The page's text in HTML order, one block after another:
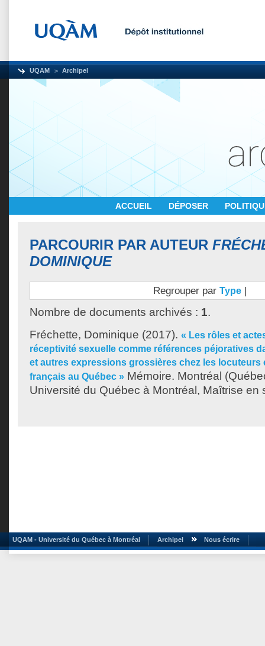
UQAM Archipel
ACCUEIL DÉPOSER
PARCOURIR PAR AUTEUR
DOMINIQUE
Regrouper par Type |
Nombre de documents archivés : 1.
Fréchette, Dominique (2017). « Les rôles et
réceptivité sexuelle comme références péjoratives
et autres expressions grossières chez les locuteurs
français au Québec » Mémoire. Montréal
Université du Québec à Montréal, Maîtrise en
UQAM - Université du Québec à Montréal Archipel Nous écrire